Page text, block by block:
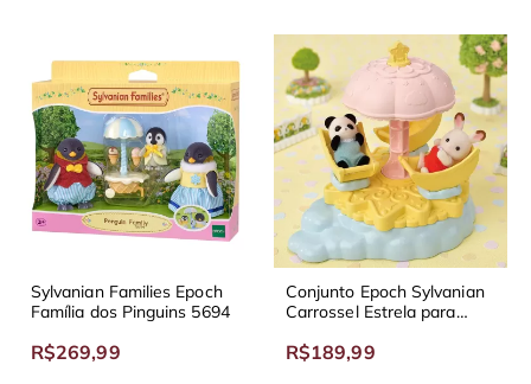
Sylvanian Families Epoch
Família dos Pinguins 5694
R$269,99
Conjunto Epoch Sylvanian
Carrossel Estrela para
R$189,99